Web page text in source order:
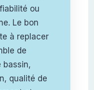
ou
Le bon
à replacer
de
bassin,
qualité de